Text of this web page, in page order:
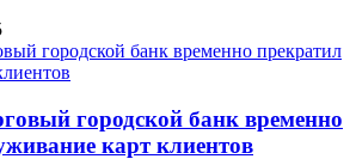
городской банк временно
карт клиентов